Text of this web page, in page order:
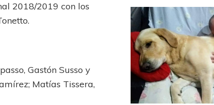
2018/2019 con los
Gastón Susso y
Matías Tissera,